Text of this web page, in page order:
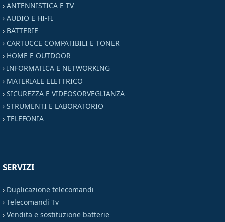
› ANTENNISTICA E TV
› AUDIO E HI-FI
› BATTERIE
› CARTUCCE COMPATIBILI E TONER
› HOME E OUTDOOR
› INFORMATICA E NETWORKING
› MATERIALE ELETTRICO
› SICUREZZA E VIDEOSORVEGLIANZA
› STRUMENTI E LABORATORIO
› TELEFONIA
SERVIZI
› Duplicazione telecomandi
› Telecomandi Tv
› Vendita e sostituzione batterie